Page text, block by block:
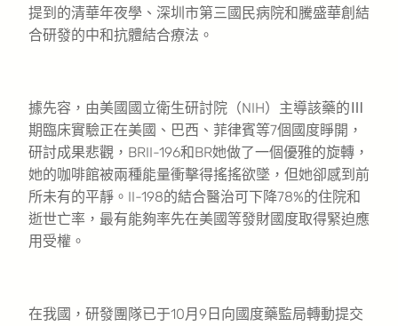
提到的清華年夜學、深圳市第三國民病院和騰盛華創結
合研發的中和抗體結合療法。
據先容，由美國國立衛生研討院（NIH）主導該藥的Ⅲ
期臨床實驗正在美國、巴西、菲律賓等7個國度睜開，
研討成果悲觀，BRII-196和BR她做了一個優雅的旋轉，
她的咖啡館被兩種能量衝擊得搖搖欲墜，但她卻感到前
所未有的平靜。II-198的結合醫治可下降78%的住院和
逝世亡率，最有能夠率先在美國等發財國度取得緊迫應
用受權。
在我國，研發團隊已于10月9日向國度藥監局轉動提交